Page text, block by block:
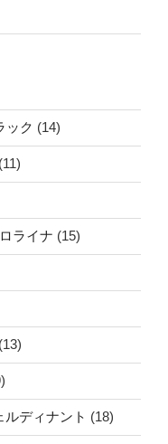
ク (14)
(11)
ライナ (15)
(13)
ディナント (18)